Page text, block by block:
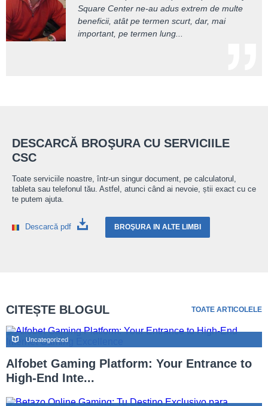
Square Center ne-au adus extrem de multe
beneficii, atât pe termen scurt, dar, mai
important, pe termen lung...
multe. Faptul că în toată această perioadă și
în urma acestor controale nu am primit nici
măcar o amendă...
înseamnă o interpretare corectă a legislației
muncii. City Square m-a ajutat să văd câte
avantaje...
DESCARCĂ BROŞURA CU SERVICIILE
CSC
Toate serviciile noastre, într-un singur document, pe calculatorul,
tableta sau telefonul tău. Astfel, atunci când ai nevoie, știi exact cu ce
te putem ajuta.
Descarcă pdf BROŞURA IN ALTE LIMBI
CITEȘTE BLOGUL TOATE ARTICOLELE
Uncategorized
Alfobet Gaming Platform: Your Entrance to
High-End Inte...